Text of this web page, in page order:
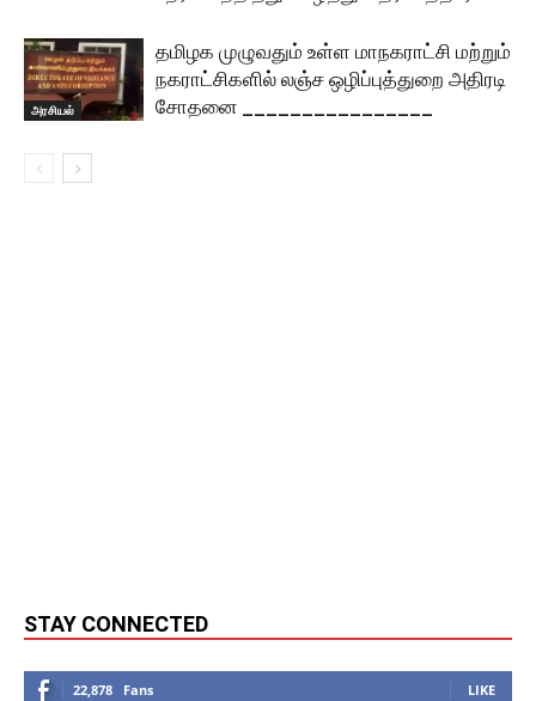
அரசியல்
தமிழக முழுவதும் உள்ள மாநகராட்சி மற்றும்
நகராட்சிகளில் லஞ்ச ஒழிப்புத்துறை அதிரடி
சோதனை ________________
STAY CONNECTED
22,878 Fans LIKE